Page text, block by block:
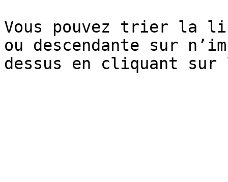
Vous pouvez trier la
ou descendante sur